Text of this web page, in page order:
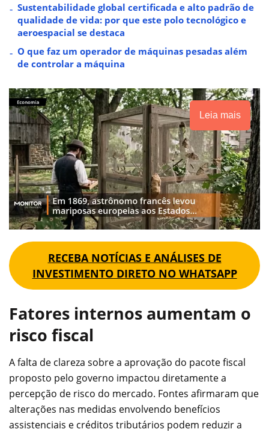
Sustentabilidade global certificada e alto padrão de
qualidade de vida: por que este polo tecnológico e
aeroespacial se destaca
O que faz um operador de máquinas pesadas além
de controlar a máquina
Leia mais
RECEBA NOTÍCIAS E ANÁLISES DE
INVESTIMENTO DIRETO NO WHATSAPP
Fatores internos aumentam o
risco fiscal
A falta de clareza sobre a aprovação do pacote fiscal
proposto pelo governo impactou diretamente a
percepção de risco do mercado. Fontes afirmaram que
alterações nas medidas envolvendo benefícios
assistenciais e créditos tributários podem reduzir a